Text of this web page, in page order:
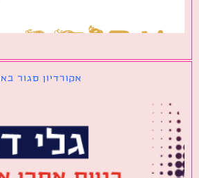
אקורדיון סגור באלמנטור